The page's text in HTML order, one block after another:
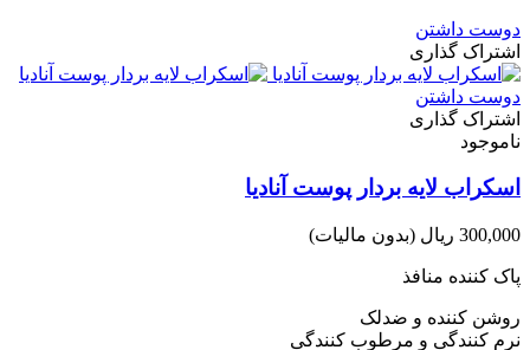
دوست داشتن
اشتراک گذاری
دوست داشتن
اشتراک گذاری
ناموجود
اسکراب لایه بردار پوست آنادیا
300,000 ریال (بدون مالیات)
پاک کننده منافذ
روشن کننده و ضدلک
نرم کنندگی و مرطوب کنندگی